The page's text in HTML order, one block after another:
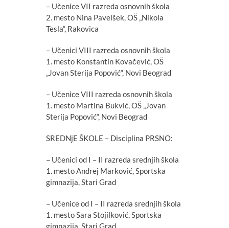
– Učenice VII razreda osnovnih škola
2. mesto Nina Pavelšek, OŠ „Nikola
Tesla“, Rakovica
– Učenici VIII razreda osnovnih škola
1. mesto Konstantin Kovačević, OŠ
„Jovan Sterija Popović“, Novi Beograd
– Učenice VIII razreda osnovnih škola
1. mesto Martina Bukvić, OŠ „Jovan
Sterija Popović“, Novi Beograd
SREDNjE ŠKOLE – Disciplina PRSNO:
– Učenici od I – II razreda srednjih škola
1. mesto Andrej Marković, Sportska
gimnazija, Stari Grad
– Učenice od I – II razreda srednjih škola
1. mesto Sara Stojilković, Sportska
gimnazija, Stari Grad